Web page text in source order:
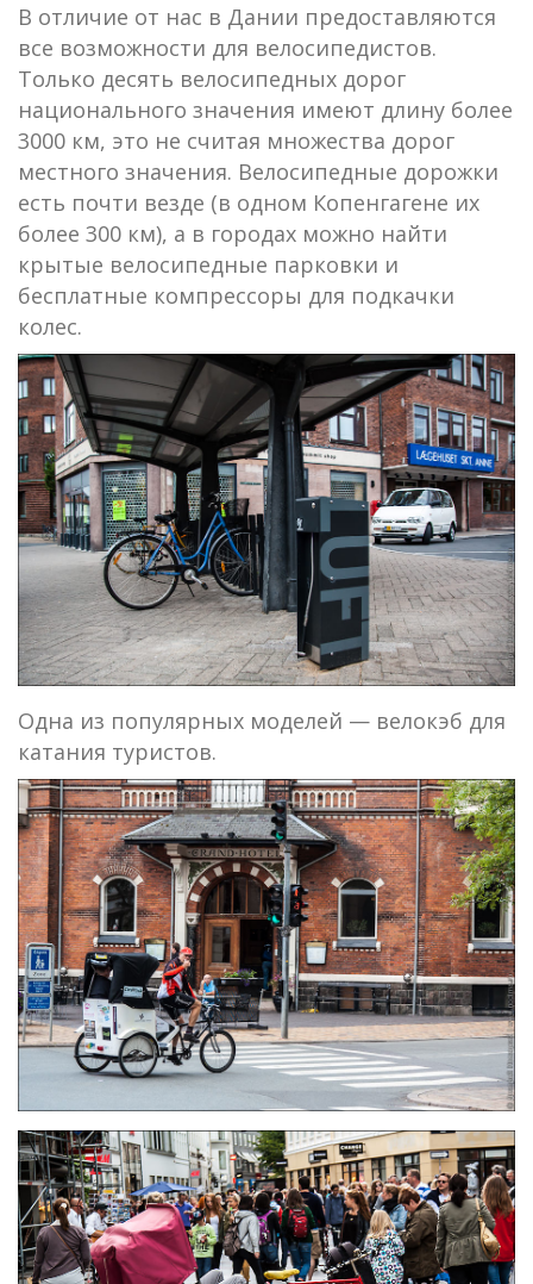
В отличие от нас в Дании предоставляются
все возможности для велосипедистов.
Только десять велосипедных дорог
национального значения имеют длину более
3000 км, это не считая множества дорог
местного значения. Велосипедные дорожки
есть почти везде (в одном Копенгагене их
более 300 км), а в городах можно найти
крытые велосипедные парковки и
бесплатные компрессоры для подкачки
колес.
Одна из популярных моделей — велокэб для
катания туристов.